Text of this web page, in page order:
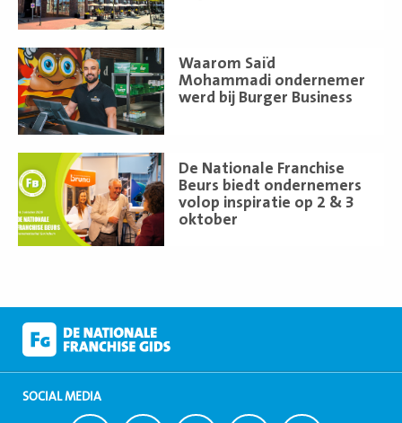
Waarom Saïd
Mohammadi ondernemer
werd bij Burger Business
Lees
meer
De Nationale Franchise
Beurs biedt ondernemers
volop inspiratie op 2 & 3
oktober
meer
SOCIAL MEDIA